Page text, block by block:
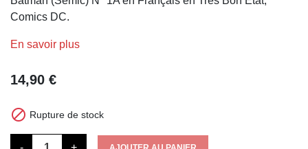
Comics DC.
En savoir plus
14,90 €
 Rupture de stock